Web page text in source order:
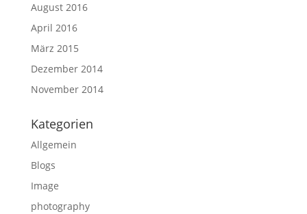
August 2016
April 2016
März 2015
Dezember 2014
November 2014
Kategorien
Allgemein
Blogs
Image
photography